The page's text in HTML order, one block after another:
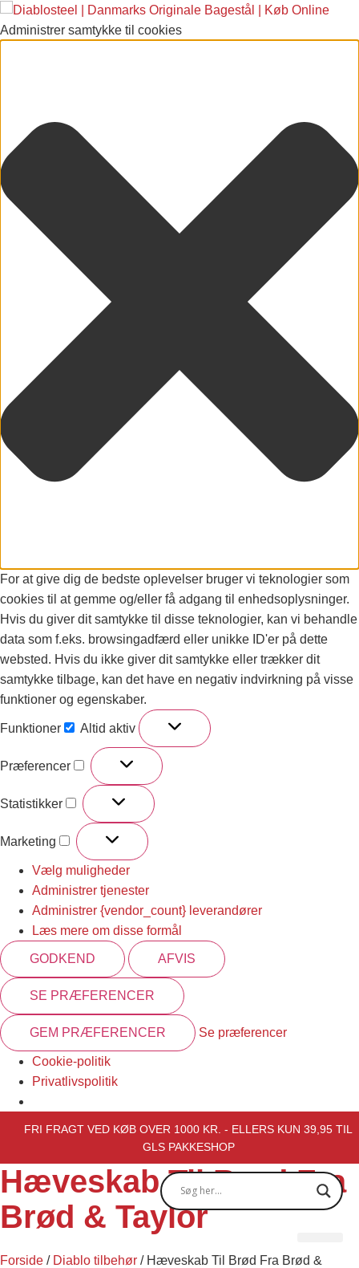
Administrer samtykke til cookies
For at give dig de bedste oplevelser bruger vi teknologier som
cookies til at gemme og/eller få adgang til enhedsoplysninger.
Hvis du giver dit samtykke til disse teknologier, kan vi behandle
data som f.eks. browsingadfærd eller unikke ID'er på dette
websted. Hvis du ikke giver dit samtykke eller trækker dit
samtykke tilbage, kan det have en negativ indvirkning på visse
funktioner og egenskaber.
Funktioner Altid aktiv
Præferencer
Statistikker
Marketing
Vælg muligheder
Administrer tjenester
Administrer {vendor_count} leverandører
Læs mere om disse formål
GODKEND AFVIS
SE PRÆFERENCER
GEM PRÆFERENCER Se præferencer
Cookie-politik
Privatlivspolitik
FRI FRAGT VED KØB OVER 1000 KR. - ELLERS KUN 39,95 TIL
GLS PAKKESHOP
Hæveskab Til Brød Fra
Brød & Taylor
Forside / Diablo tilbehør / Hæveskab Til Brød Fra Brød &